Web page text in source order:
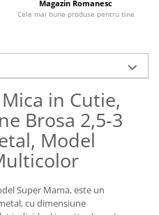
de
Magazin Romanesc
Cele mai bune produse pentru tine
in Cutie,
Brosa 2,5-3
Model
Super Mama, este un
cu dimensiune